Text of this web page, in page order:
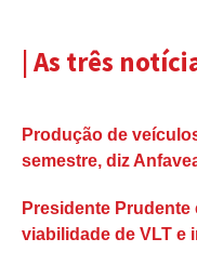
| As três
Produção de
semestre, diz
Presidente
viabilidade de VLT e